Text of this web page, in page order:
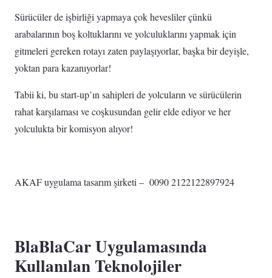
Sürücüler de işbirliği yapmaya çok hevesliler çünkü
arabalarının boş koltuklarını ve yolculuklarını yapmak için
gitmeleri gereken rotayı zaten paylaşıyorlar, başka bir deyişle,
yoktan para kazanıyorlar!
Tabii ki, bu start-up’ın sahipleri de yolcuların ve sürücülerin
rahat karşılaması ve coşkusundan gelir elde ediyor ve her
yolculukta bir komisyon alıyor! ‌
AKAF uygulama tasarım şirketi – 0090 2122122897924
BlaBlaCar Uygulamasında
Kullanılan Teknolojiler